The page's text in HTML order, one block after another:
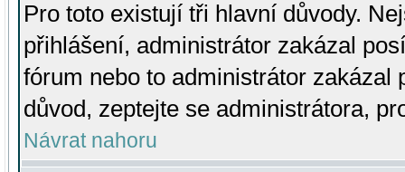
Pro toto existují tři hlavní důvody.
přihlášení, administrátor zakázal
fórum nebo to administrátor zakázal
důvod, zeptejte se administrátora,
Návrat nahoru